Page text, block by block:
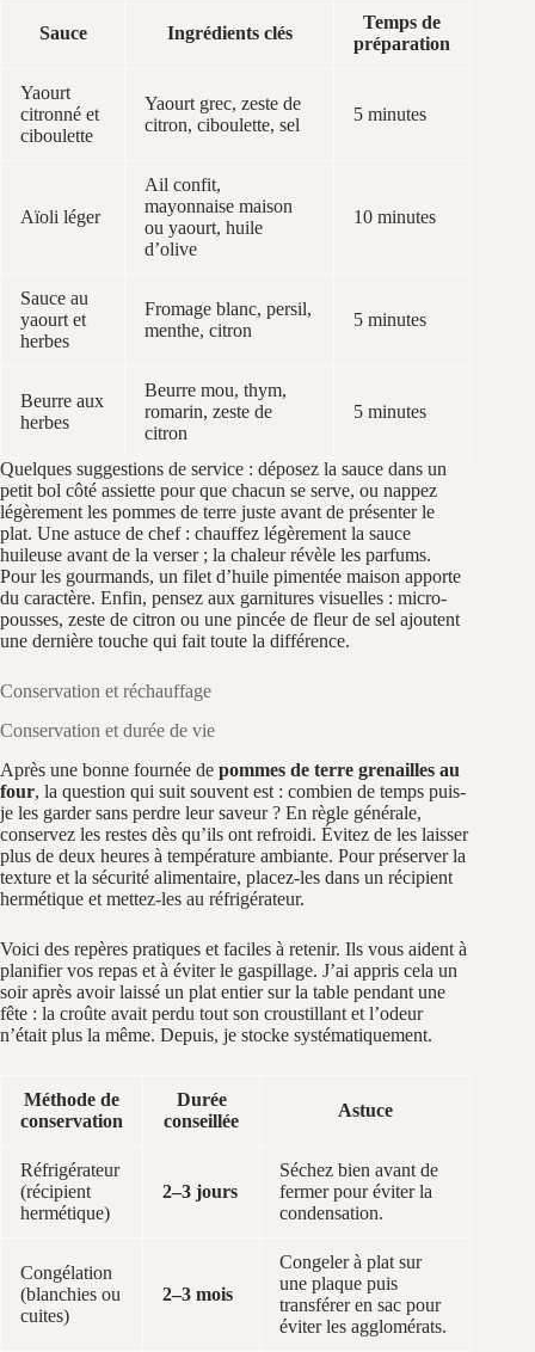
Sauce Ingrédients clés
Temps de
préparation
Yaourt
citronné et
ciboulette
Yaourt grec, zeste de
citron, ciboulette, sel
5 minutes
Aïoli léger
Ail confit,
mayonnaise maison
ou yaourt, huile
d’olive
10 minutes
Sauce au
yaourt et
herbes
Fromage blanc, persil,
menthe, citron
5 minutes
Beurre aux
herbes
Beurre mou, thym,
romarin, zeste de
citron
5 minutes
Quelques suggestions de service : déposez la sauce dans un
petit bol côté assiette pour que chacun se serve, ou nappez
légèrement les pommes de terre juste avant de présenter le
plat. Une astuce de chef : chauffez légèrement la sauce
huileuse avant de la verser ; la chaleur révèle les parfums.
Pour les gourmands, un filet d’huile pimentée maison apporte
du caractère. Enfin, pensez aux garnitures visuelles : micro-
pousses, zeste de citron ou une pincée de fleur de sel ajoutent
une dernière touche qui fait toute la différence.
Conservation et réchauffage
Conservation et durée de vie
Après une bonne fournée de pommes de terre grenailles au
four, la question qui suit souvent est : combien de temps puis-
je les garder sans perdre leur saveur ? En règle générale,
conservez les restes dès qu’ils ont refroidi. Évitez de les laisser
plus de deux heures à température ambiante. Pour préserver la
texture et la sécurité alimentaire, placez-les dans un récipient
hermétique et mettez-les au réfrigérateur.
Voici des repères pratiques et faciles à retenir. Ils vous aident à
planifier vos repas et à éviter le gaspillage. J’ai appris cela un
soir après avoir laissé un plat entier sur la table pendant une
fête : la croûte avait perdu tout son croustillant et l’odeur
n’était plus la même. Depuis, je stocke systématiquement.
Méthode de
conservation
Durée
conseillée
Astuce
Réfrigérateur
(récipient
hermétique)
2–3 jours
Séchez bien avant de
fermer pour éviter la
condensation.
Congélation
(blanchies ou
cuites)
2–3 mois
Congeler à plat sur
une plaque puis
transférer en sac pour
éviter les agglomérats.